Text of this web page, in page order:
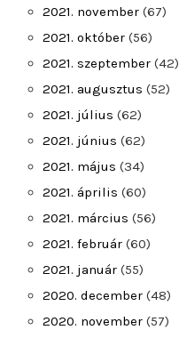
2021. november (67)
2021. október (56)
2021. szeptember (42)
2021. augusztus (52)
2021. július (62)
2021. június (62)
2021. május (34)
2021. április (60)
2021. március (56)
2021. február (60)
2021. január (55)
2020. december (48)
2020. november (57)